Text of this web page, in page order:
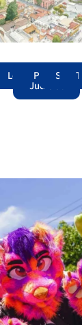
Legislatura
Poder
Judicial